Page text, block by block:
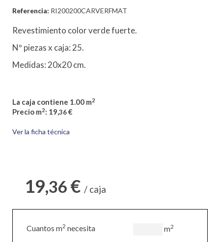
Referencia: RI200200CARVERFMAT
Revestimiento color verde fuerte.
Nº piezas x caja: 25.
Medidas: 20x20 cm.
La caja contiene 1.00 m2
Precio m2: 19,36€
Ver la ficha técnica
19,36 € / caja
Cuantos m2 necesita m2